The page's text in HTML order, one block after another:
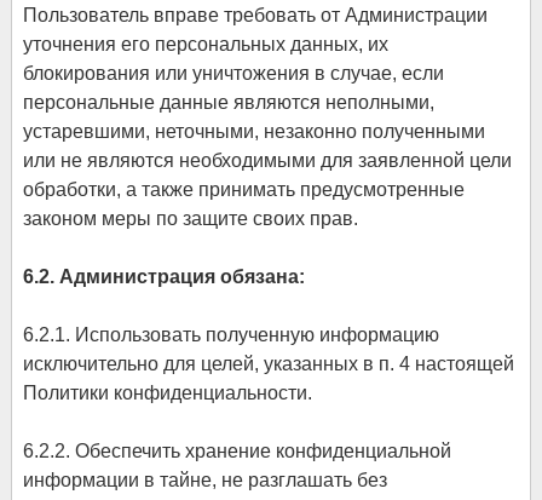
Пользователь вправе требовать от Администрации
уточнения его персональных данных, их
блокирования или уничтожения в случае, если
персональные данные являются неполными,
устаревшими, неточными, незаконно полученными
или не являются необходимыми для заявленной цели
обработки, а также принимать предусмотренные
законом меры по защите своих прав.
6.2. Администрация обязана:
6.2.1. Использовать полученную информацию
исключительно для целей, указанных в п. 4 настоящей
Политики конфиденциальности.
6.2.2. Обеспечить хранение конфиденциальной
информации в тайне, не разглашать без